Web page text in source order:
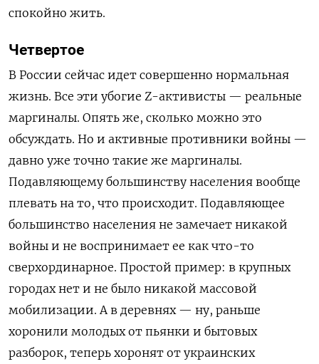
спокойно жить.
Четвертое
В России сейчас идет совершенно нормальная
жизнь. Все эти убогие Z-активисты — реальные
маргиналы. Опять же, сколько можно это
обсуждать. Но и активные противники войны —
давно уже точно такие же маргиналы.
Подавляющему большинству населения вообще
плевать на то, что происходит. Подавляющее
большинство населения не замечает никакой
войны и не воспринимает ее как что-то
сверхординарное. Простой пример: в крупных
городах нет и не было никакой массовой
мобилизации. А в деревнях — ну, раньше
хоронили молодых от пьянки и бытовых
разборок, теперь хоронят от украинских